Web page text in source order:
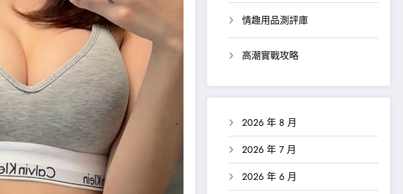
情趣用品測評庫
高潮實戰攻略
2026 年 8 月
2026 年 7 月
2026 年 6 月